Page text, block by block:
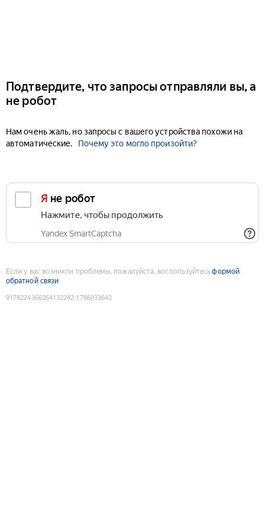
Подтвердите, что запросы отправляли вы, а
не робот
Нам очень жаль, но запросы с вашего устройства похожи на
автоматические.
Почему это могло произойти?
Я не робот
Нажмите, чтобы продолжить
Yandex SmartCaptcha
Если у вас возникли проблемы, пожалуйста, воспользуйтесьформой
обратной связи
9178224366264132242:1786033642